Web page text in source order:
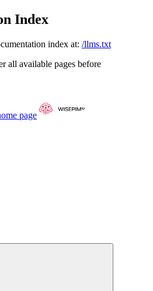
Index
index at: /llms.txt
all available pages before
page